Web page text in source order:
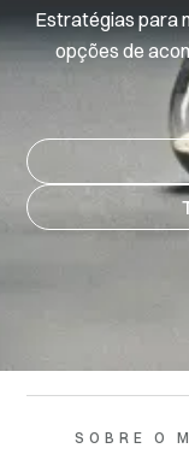
Estratégias para
opções de
SOBRE O